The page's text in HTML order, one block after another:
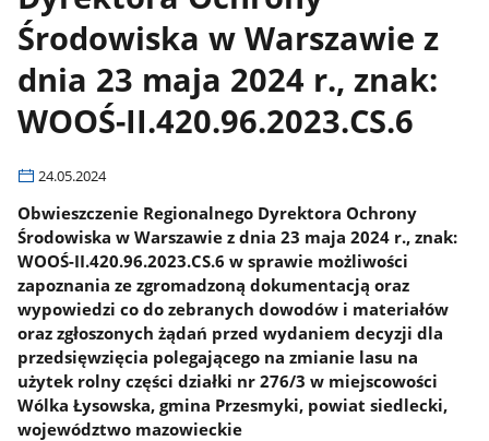
Środowiska w Warszawie z
dnia 23 maja 2024 r., znak:
WOOŚ-II.420.96.2023.CS.6
24.05.2024
Obwieszczenie Regionalnego Dyrektora Ochrony
Środowiska w Warszawie z dnia 23 maja 2024 r., znak:
WOOŚ-II.420.96.2023.CS.6 w sprawie możliwości
zapoznania ze zgromadzoną dokumentacją oraz
wypowiedzi co do zebranych dowodów i materiałów
oraz zgłoszonych żądań przed wydaniem decyzji dla
przedsięwzięcia polegającego na zmianie lasu na
użytek rolny części działki nr 276/3 w miejscowości
Wólka Łysowska, gmina Przesmyki, powiat siedlecki,
województwo mazowieckie